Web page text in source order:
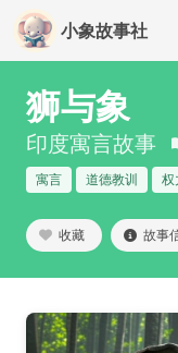
小象故事社
狮与象
印度寓言故事
寓言 道德教训 权
收藏 故事